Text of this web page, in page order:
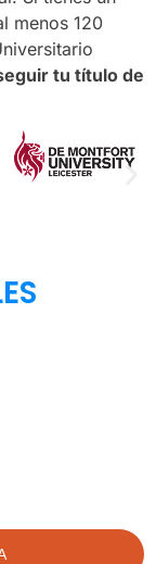
menos 120
tu título de